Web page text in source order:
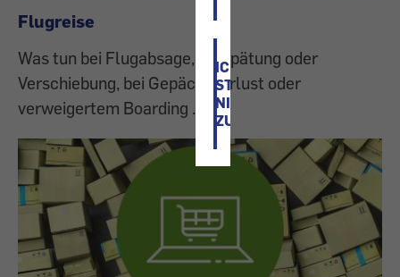
ICH
STIMME
NICHT
ZU
Flugreise
Was tun bei Flugabsage, Verspätung oder
Verschiebung, bei Gepäcksverlust oder
verweigertem Boarding ...